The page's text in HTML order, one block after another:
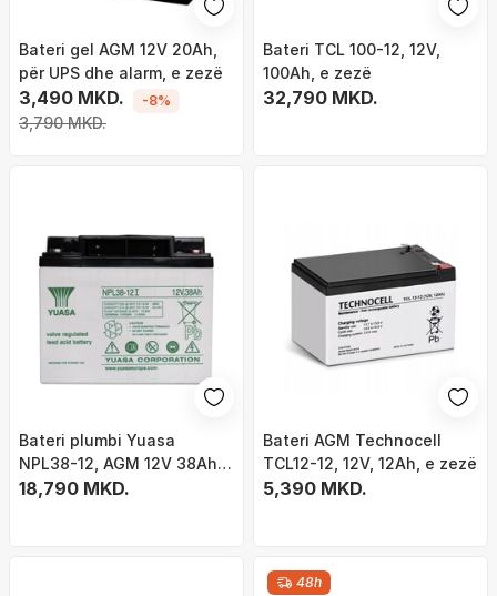
Bateri gel AGM 12V 20Ah,
për UPS dhe alarm, e zezë
3,490 MKD.
3,790 MKD.
-8%
Bateri TCL 100-12, 12V,
100Ah, e zezë
32,790 MKD.
Bateri plumbi Yuasa
NPL38-12, AGM 12V 38Ah,
mirëmbajtje falas, me
18,790 MKD.
Bateri AGM Technocell
TCL12-12, 12V, 12Ah, e zezë
5,390 MKD.
48h